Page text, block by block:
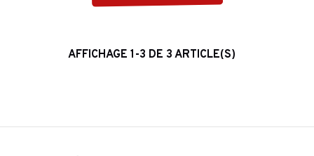
AFFICHAGE 1-3 DE 3 ARTICLE(S)